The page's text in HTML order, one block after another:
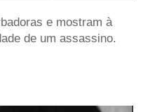
e mostram à
de um assassino.